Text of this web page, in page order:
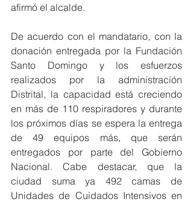
afirmó el alcalde.
De acuerdo con el mandatario, con la
donación entregada por la Fundación
Santo Domingo y los esfuerzos
realizados por la administración
Distrital, la capacidad está creciendo
en más de 110 respiradores y durante
los próximos días se espera la entrega
de 49 equipos más, que serán
entregados por parte del Gobierno
Nacional. Cabe destacar, que la
ciudad suma ya 492 camas de
Unidades de Cuidados Intensivos en